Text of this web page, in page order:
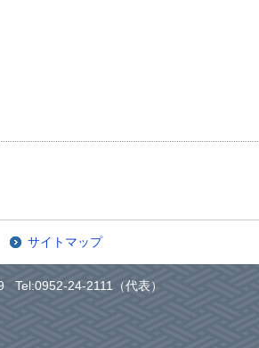
サイトマップ
Tel:0952-24-2111（代表）